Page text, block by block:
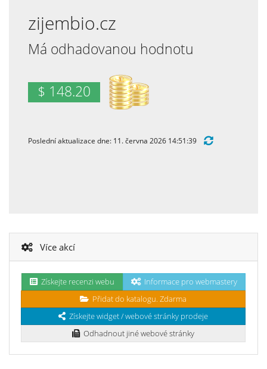
zijembio.cz
Má odhadovanou hodnotu
$ 148.20
Poslední aktualizace dne: 11. června 2026 14:51:39
Více akcí
Získejte recenzi webu
Informace pro webmastery
Přidat do katalogu. Zdarma
Získejte widget / webové stránky prodeje
Odhadnout jiné webové stránky